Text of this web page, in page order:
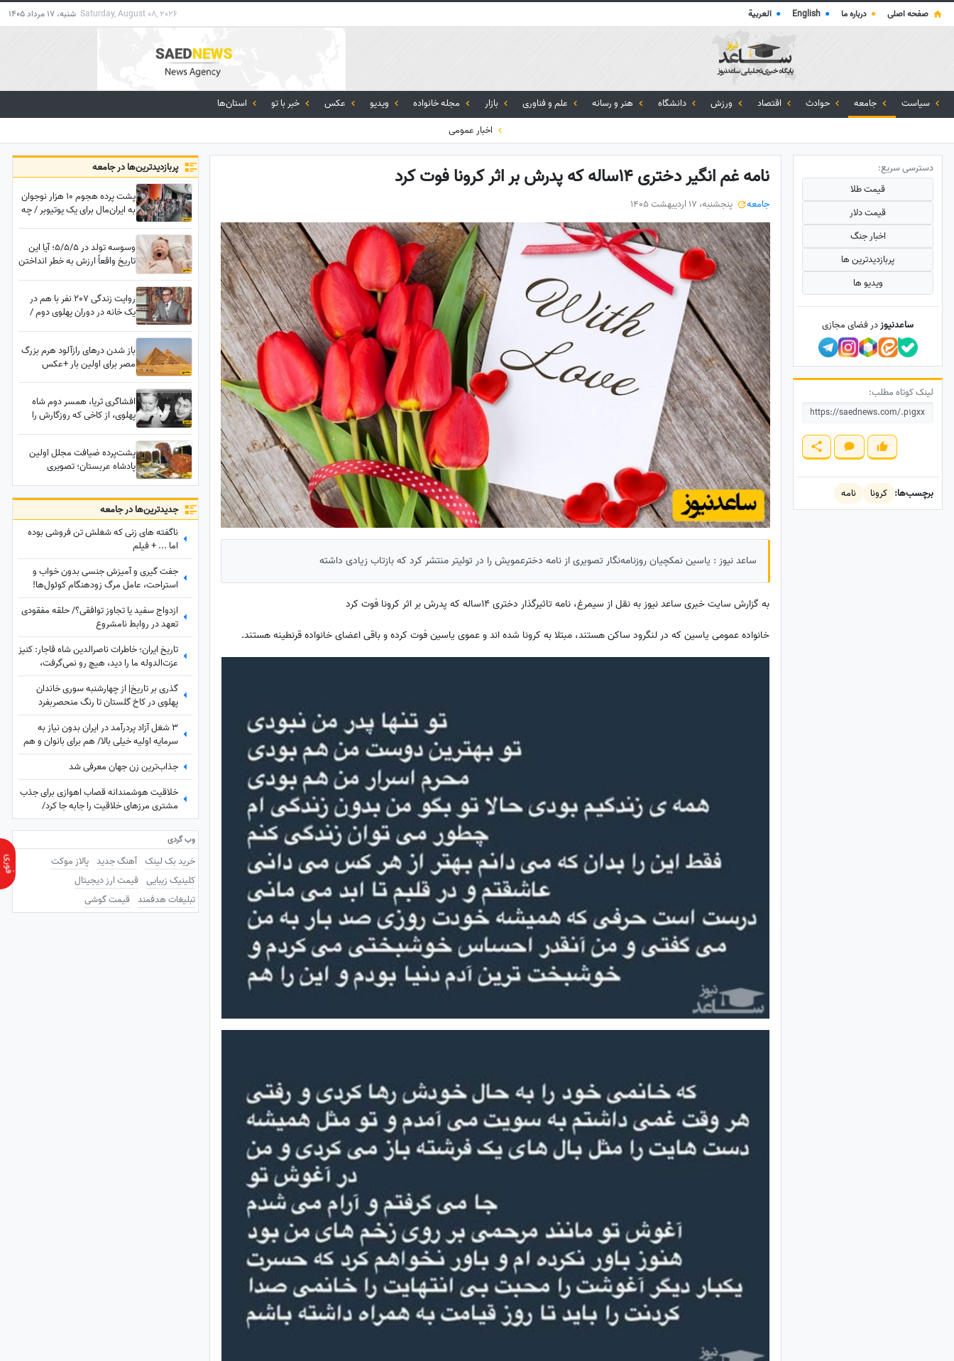
صفحه اصلی ● درباره ما ●
English
● العربية Saturday, August 08, 2026 شنبه، 17 مرداد 1405
سیاست جامعه حوادث اقتصاد ورزش دانشگاه هنر و رسانه علم و فناوری بازار مجله خانواده ویدیو عکس خبر با تو
استان‌ها
اخبار عمومی
نامه غم انگیر دختری ۱۴ساله که پدرش بر اثر کرونا فوت کرد
جامعه پنجشنبه، 17 اردیبهشت 1405
ساعد نیوز : یاسین نمکچیان روزنامه‌نگار تصویری از نامه دخترعمویش را در توئیتر منتشر کرد که بازتاب زیادی داشته
به گزارش سایت خبری ساعد نیوز به نقل از سیمرغ، نامه تاثیرگذار دختری 14ساله که پدرش بر اثر کرونا فوت کرد
خانواده عمومی یاسین که در لنگرود ساکن هستند، مبتلا به کرونا شده اند و عموی یاسین فوت کرده و باقی اعضای خانواده قرنطینه هستند.
پربازدید‌ترین‌ها در جامعه
پشت پرده هجوم 10 هزار نوجوان
به ایران‌مال برای یک یوتیوبر / چه
وسوسه تولد در 5/5/5؛ آیا این
تاریخ واقعاً ارزش به خطر انداختن
روایت زندگی 207 نفر با هم در
یک خانه در دوران پهلوی دوم /
باز شدن درهای رازآلود هرم بزرگ
مصر برای اولین بار +عکس
افشاگری ثریا، همسر دوم شاه
پهلوی، از کاخی که روزگارش را
حالا از درون پیرزنی بیمار و خسته
است
پشت‌پرده ضیافت مجلل اولین
پادشاه عربستان؛ تصویری
کامل
جدید‌ترین‌ها در جامعه
ناگفته های زنی که شغلش تن فروشی بوده
اما ... + فیلم
جفت گیری و آمیزش جنسی بدون خواب و
استراحت، عامل مرگ زودهنگام کوئول‌ها!
+عکس
ازدواج سفید یا تجاوز توافقی؟/ حلقه مفقودی
تعهد در روابط نامشروع
تاریخ ایران؛ خاطرات ناصرالدین شاه قاجار: کنیز
عزت‌الدوله ما را دید، هیچ رو نمی‌گرفت،
بسیار خجالت کشیدیم و...
گذری بر تاریخ| از چهارشنبه سوری خاندان
پهلوی در کاخ گلستان تا رنگ منحصربفرد
شورولت کوروت 1979 در محله در گیشا، 60
سال پیش
3 شغل آزاد پردرآمد در ایران بدون نیاز به
سرمایه اولیه خیلی بالا/ هم برای بانوان و هم
آقایون
جذاب‌ترین زن جهان معرفی شد
خلاقیت هوشمندانه قصاب اهوازی برای جذب
مشتری مرزهای خلاقیت را جابه جا کرد/
مغزشو باید طلا گرفت +عکس
وب گردی
خرید بک لینک آهنگ جدید پالاز موکت
کلینیک زیبایی قیمت ارز دیجیتال
تبلیغات هدفمند قیمت گوشی
دسترسی سریع:
قیمت طلا
قیمت دلار
اخبار جنگ
پربازدید‌ترین ها
ویدیو ها
ساعدنیوزدر فضای مجازی
لینک کوتاه مطلب:
برچسب‌ها: کرونا نامه